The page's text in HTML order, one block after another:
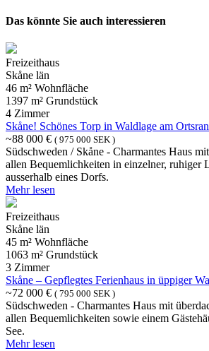
Das könnte Sie auch interessieren
Freizeithaus
Skåne län
46 m² Wohnfläche
1397 m² Grundstück
4 Zimmer
Skåne! Schönes Torp in Waldlage am
~88 000 € ( 975 000 SEK )
Südschweden / Skåne - Charmantes Haus
allen Bequemlichkeiten in einzelner, ruhiger
ausserhalb eines Dorfs.
Mehr lesen
Freizeithaus
Skåne län
45 m² Wohnfläche
1063 m² Grundstück
3 Zimmer
Skåne – Gepflegtes Ferienhaus in üppiger
~72 000 € ( 795 000 SEK )
Südschweden - Charmantes Haus mit
allen Bequemlichkeiten sowie einem
See.
Mehr lesen